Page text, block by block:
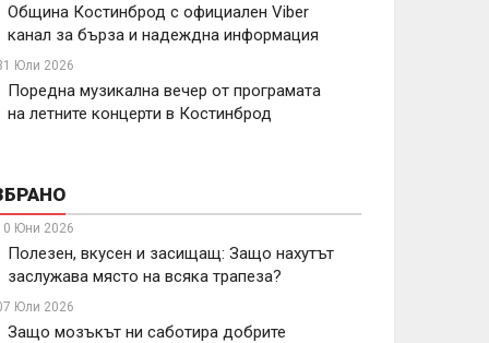
Община Костинброд с официален Viber
канал за бърза и надеждна информация
Юли 2026
Поредна музикална вечер от програмата
на летните концерти в Костинброд
Юни 2026
Полезен, вкусен и засищащ: Защо нахутът
заслужава място на всяка трапеза?
Юли 2026
Защо мозъкът ни саботира добрите